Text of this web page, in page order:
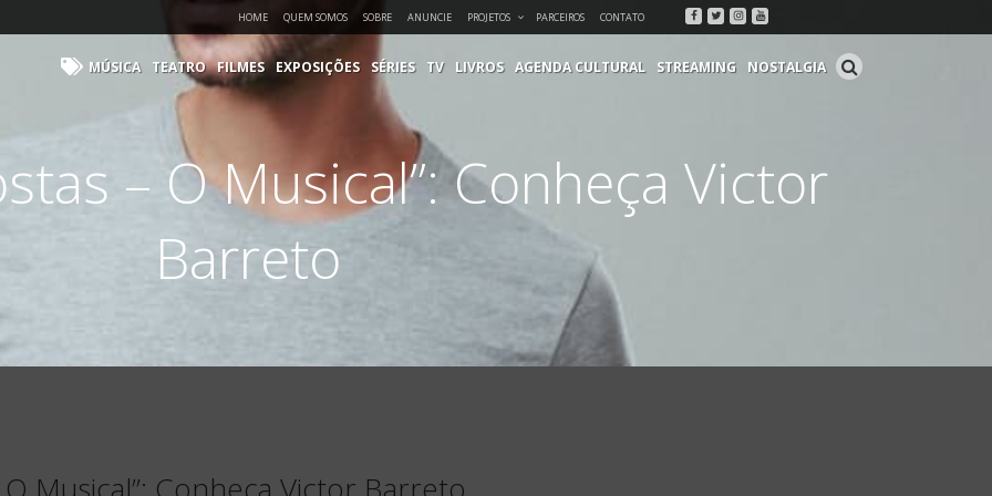
HOME QUEM SOMOS SOBRE ANUNCIE PROJETOS PARCEIROS CONTATO Facebook
Twitter
Instagram
Youtube
MÚSICA TEATRO FILMES EXPOSIÇÕES SÉRIES TV LIVROS AGENDA CULTURAL STREAMING NOSTALGIA
– O Musical”: Conheça Victor
Barreto
O Musical”: Conheça Victor Barreto